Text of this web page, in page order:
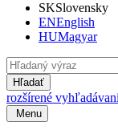
SKSlovensky
ENEnglish
HUMagyar
Hľadať
rozšírené
Menu